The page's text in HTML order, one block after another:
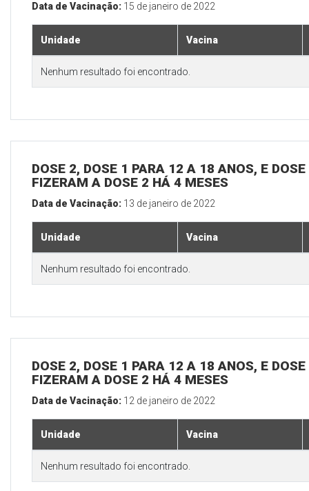
Data de Vacinação: 15 de janeiro de 2022
Unidade Vacina
Nenhum resultado foi encontrado.
DOSE 2, DOSE 1 PARA 12 A 18 ANOS, E
FIZERAM A DOSE 2 HÁ 4 MESES
Data de Vacinação: 13 de janeiro de 2022
Unidade Vacina
Nenhum resultado foi encontrado.
DOSE 2, DOSE 1 PARA 12 A 18 ANOS, E
FIZERAM A DOSE 2 HÁ 4 MESES
Data de Vacinação: 12 de janeiro de 2022
Unidade Vacina
Nenhum resultado foi encontrado.